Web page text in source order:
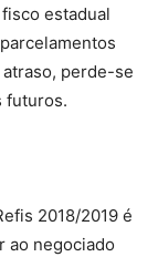
estadual
perde-se
futuros.
2018/2019 é
ao negociado